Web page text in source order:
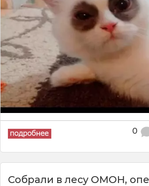
0
Собрали в лесу ОМОН,